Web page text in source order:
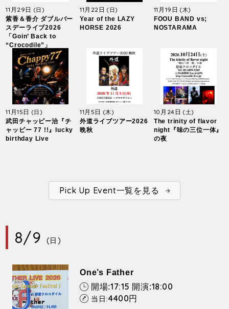
11月29日 (日)
紫香＆香介 ダブルバー
スデーライブ2026
「Goin’ Back to
“Crocodile”」
11月22日(日)
Year of the LAZY
HORSE 2026
11月19日 (木)
FOOU BAND vs;
NOSTARAMA
11月15日 (日)
武田チャッピー治『チ
ャッピー 77 !!』lucky
birthday Live
11月5日 (木)
外道ライブツアー2026
晩秋
10月24日 (土)
The trinity of flavor
night『味の三位一体』
の夜
Pick Up Event一覧を見る
8/9 (日)
One’s Father
開場:17:15 開演:18:00
当日:4400円